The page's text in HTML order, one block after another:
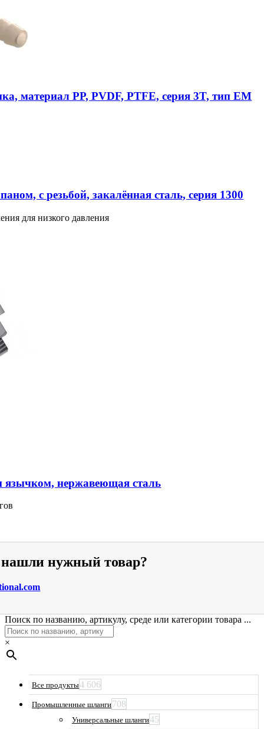
материал PP, PVDF, PTFE, серия 3T, тип EM
с резьбой, закалённая сталь, серия 1300
для низкого давления
язычком, нержавеющая сталь
нужный товар?
Поиск по названию, артикулу, среде или категории товара ...
×
Все продукты4 606
Промышленные шланги708
Универсальные шланги45